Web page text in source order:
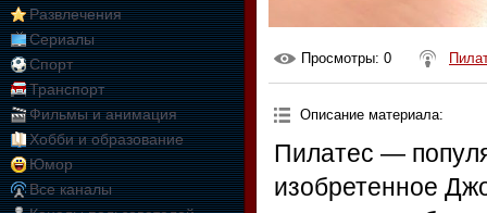
Развлечения
Сериалы
Спорт
Транспорт
Фильмы и анимация
Хобби и образование
Юмор
Все каналы
Просмотры: 0
Описание материала:
Пилатес —
изобретенное